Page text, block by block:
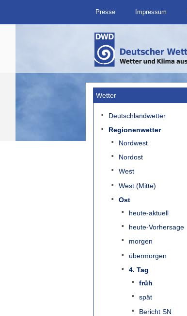
Presse Impressum
Wetter
Deutschlandwetter
Regionenwetter
Nordwest
Nordost
West
West (Mitte)
Ost
heute-aktuell
heute-Vorhersage
morgen
übermorgen
4. Tag
früh
spät
Bericht SN